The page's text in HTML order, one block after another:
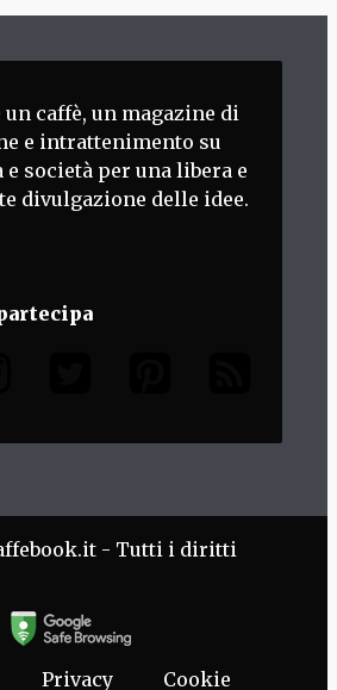
un caffè, un magazine di
e intrattenimento su
e società per una libera e
divulgazione delle idee.
- Tutti i diritti
Privacy Cookie